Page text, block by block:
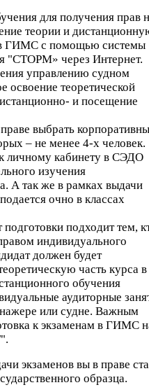
для получения прав
теории и
в ГИМС с помощью системы
"СТОРМ» через Интернет.
управлению судном
освоение теоретической
и посещение
выбрать
– не менее 4-х человек.
личному кабинету в СЭДО
изучения
А так же в рамках выдачи
очно в классах
подходит тем,
индивидуального
должен будет
часть курса в
обучения
аудиторные
или судне. Важным
к экзаменам в ГИМС
экзаменов вы в праве
образца.